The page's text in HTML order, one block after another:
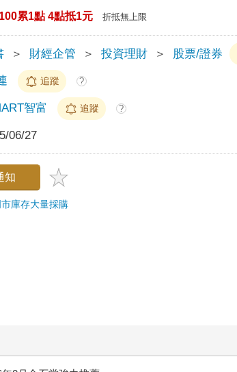
100累1點 4點抵1元 折抵無上限
＞ 財經企管 ＞ 投資理財 ＞ 股票/證券
追蹤 ?
智富 追蹤 ?
06/27
知
市庫存大量採購